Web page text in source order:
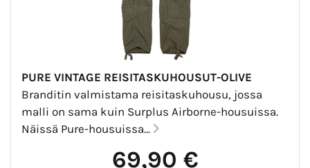
PURE VINTAGE REISITASKUHOUSUT-OLIVE
Branditin valmistama reisitaskuhousu, jossa
malli on sama kuin Surplus Airborne-housuissa.
Näissä Pure-housuissa...
69,90 €